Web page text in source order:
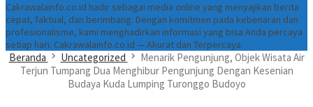
Cakrawalainfo.co.id hadir sebagai media online yang menyajikan berita
cepat, faktual, dan berimbang. Dengan komitmen pada kebenaran dan
profesionalisme, kami menghadirkan informasi yang bisa Anda percaya
setiap hari. Cakrawalainfo.co.id — Akurat dan Terpercaya.
Beranda Uncategorized
Menarik Pengunjung, Objek Wisata Air
Terjun Tumpang Dua Menghibur Pengunjung Dengan Kesenian
Budaya Kuda Lumping Turonggo Budoyo